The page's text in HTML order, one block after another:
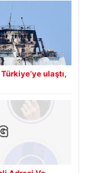
ulaştı,